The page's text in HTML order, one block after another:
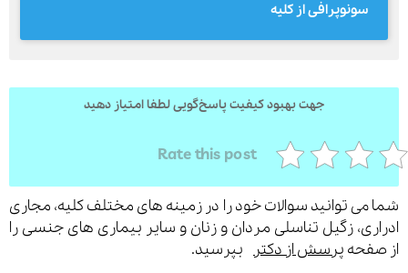
سونوپرافی از کلیه
جهت بهبود کیفیت پاسخ‌گویی لطفا امتیاز دهید
Rate this post
توانید سوالات خود را در زمینه های مختلف کلیه، مجاری
زگیل تناسلی مردان و زنان و سایر بیماری های جنسی را
پرسش از دکتربپرسید.